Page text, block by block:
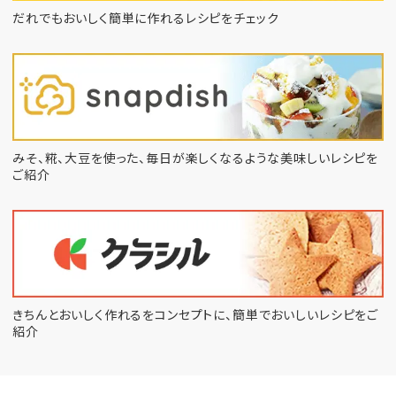
だれでもおいしく簡単に作れるレシピをチェック
みそ、糀、大豆を使った、毎日が楽しくなるような美味しいレシピを
ご紹介
きちんとおいしく作れるをコンセプトに、簡単でおいしいレシピをご
紹介